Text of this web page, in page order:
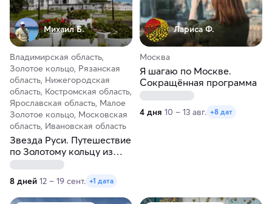
Михаил Б.
Владимирская область,
Золотое кольцо, Рязанская
область, Нижегородская
область, Костромская область,
Ярославская область, Малое
Золотое кольцо, Московская
область, Ивановская область
Звезда Руси. Путешествие
по Золотому кольцу из
Москвы
8 дней 12 – 19 сент. +1 дата
Лариса Ф.
Москва
Я шагаю по Москве.
Сокращённая программа
4 дня 10 – 13 авг. +8 дат